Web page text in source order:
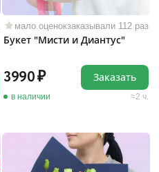
мало оценокзаказывали 112 раз
Букет "Мисти и Диантус"
3990
в наличии 2 ч.
Заказать